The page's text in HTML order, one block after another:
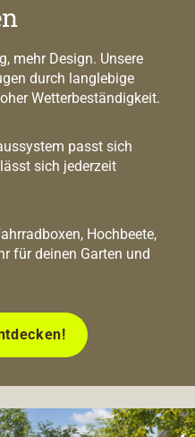
mehr Design. Unsere
durch langlebige
Wetterbeständigkeit.
passt sich
sich jederzeit
Hochbeete,
für deinen Garten und